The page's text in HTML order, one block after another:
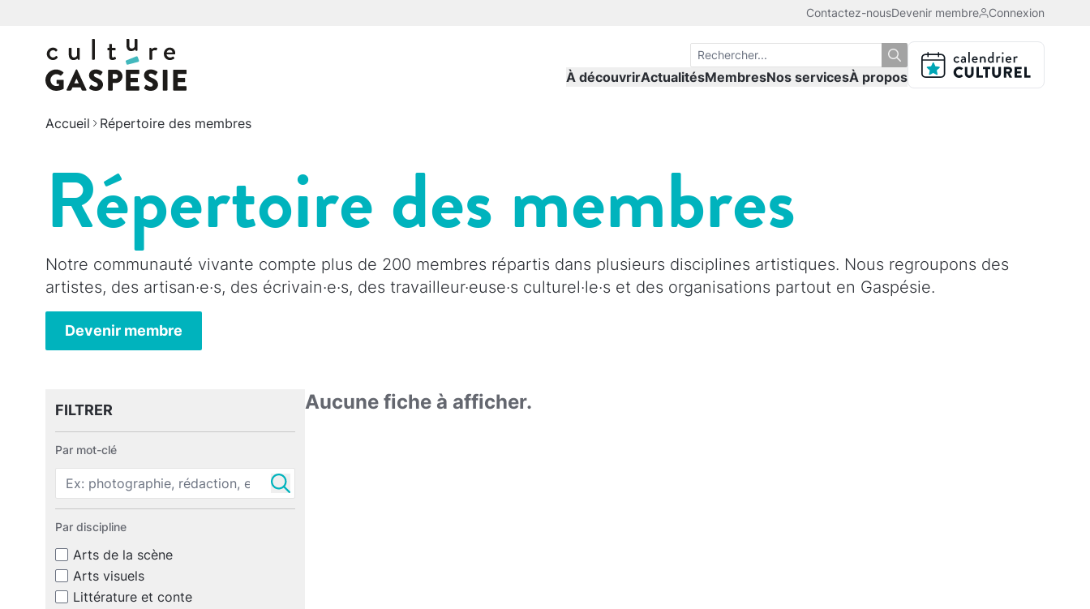
Contactez-nousDevenir membre Connexion
À découvrirActualitésMembresNos servicesÀ propos
Accueil Répertoire des membres
Répertoire des membres
Notre communauté vivante compte plus de 200 membres répartis dans plusieurs disciplines artistiques. Nous regroupons des
artistes, des artisan·e·s, des écrivain·e·s, des travailleur·euse·s culturel·le·s et des organisations partout en Gaspésie.
Devenir membre
FILTRER
Par mot-clé
Par discipline
Arts de la scène
Arts visuels
Littérature et conte
Aucune fiche à afficher.